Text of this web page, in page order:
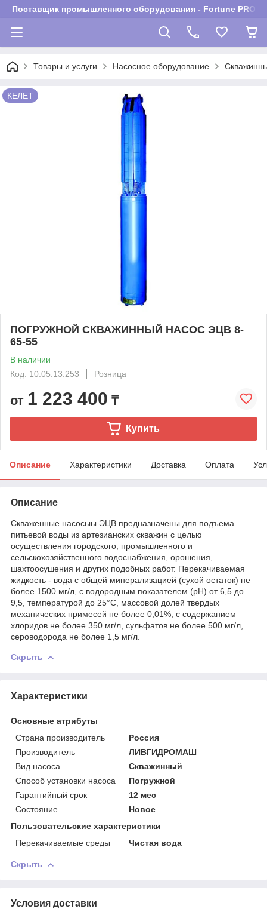
Поставщик промышленного оборудования - Fortune PROM
Товары и услуги Насосное оборудование
КЕЛЕТ
ПОГРУЖНОЙ СКВАЖИННЫЙ НАСОС ЭЦВ 8-
65-55
В наличии
Код: 10.05.13.253
Розница
от 1 223 400 ₸
Купить
Описание Характеристики Доставка Оплата
Описание
Скваженные насосыы ЭЦВ предназначены для подъема
питьевой воды из артезианских скважин с целью
осуществления городского, промышленного и
сельскохозяйственного водоснабжения, орошения,
шахтоосушения и других подобных работ. Перекачиваемая
жидкость - вода с общей минерализацией (сухой остаток) не
более 1500 мг/л, с водородным показателем (рН) от 6,5 до
9,5, температурой до 25°С, массовой долей твердых
механических примесей не более 0,01%, с содержанием
хлоридов не более 350 мг/л, сульфатов не более 500 мг/л,
сероводорода не более 1,5 мг/л.
Скрыть
Характеристики
Основные атрибуты
Страна производитель
Россия
Производитель
ЛИВГИДРОМАШ
Вид насоса
Скважинный
Способ установки насоса
Погружной
Гарантийный срок
12 мес
Состояние
Новое
Пользовательские характеристики
Перекачиваемые среды
Чистая вода
Скрыть
Условия доставки